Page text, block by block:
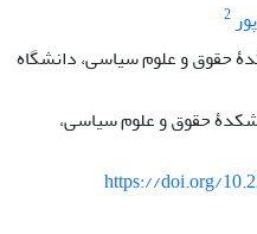
2
حقوق و علوم سیاسی، دانشگاه
حقوق و علوم سیاسی،
https://doi.org/